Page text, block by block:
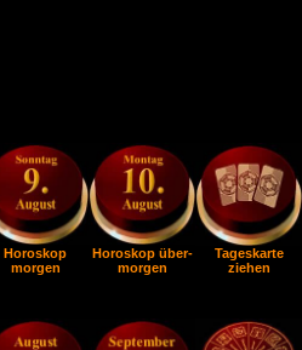
Horoskop
morgen
Horoskop über-
morgen
Tageskarte
ziehen